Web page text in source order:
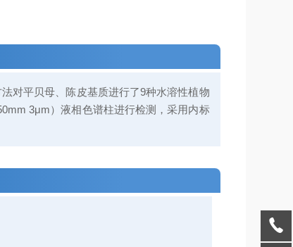
对平贝母、陈皮基质进行了9种水溶性植物
3μm）液相色谱柱进行检测，采用内标